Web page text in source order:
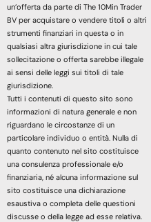
un’offerta da parte di The 10Min Trader
BV per acquistare o vendere titoli o altri
strumenti finanziari in questa o in
qualsiasi altra giurisdizione in cui tale
sollecitazione o offerta sarebbe illegale
ai sensi delle leggi sui titoli di tale
giurisdizione.
Tutti i contenuti di questo sito sono
informazioni di natura generale e non
riguardano le circostanze di un
particolare individuo o entità. Nulla di
quanto contenuto nel sito costituisce
una consulenza professionale e/o
finanziaria, né alcuna informazione sul
sito costituisce una dichiarazione
esaustiva o completa delle questioni
discusse o della legge ad esse relativa.